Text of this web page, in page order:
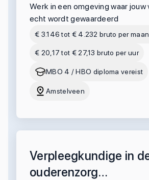
Werk in een omgeving waar jouw
echt wordt gewaardeerd
€ 3.146 tot € 4.232 bruto per
€ 20,17 tot € 27,13 bruto per uur
MBO 4 / HBO diploma vereist
Amstelveen
Verpleegkundige in
ouderenzorg